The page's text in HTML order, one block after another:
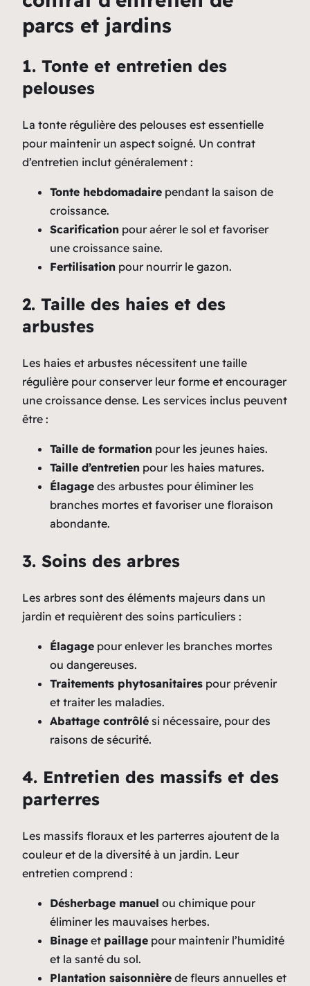
parcs et jardins
1. Tonte et entretien des
pelouses
La tonte régulière des pelouses est essentielle
pour maintenir un aspect soigné. Un contrat
d’entretien inclut généralement :
Tonte hebdomadaire pendant la saison de
croissance.
Scarification pour aérer le sol et favoriser
une croissance saine.
Fertilisation pour nourrir le gazon.
2. Taille des haies et des
arbustes
Les haies et arbustes nécessitent une taille
régulière pour conserver leur forme et encourager
une croissance dense. Les services inclus peuvent
être :
Taille de formation pour les jeunes haies.
Taille d’entretien pour les haies matures.
Élagage des arbustes pour éliminer les
branches mortes et favoriser une floraison
abondante.
3. Soins des arbres
Les arbres sont des éléments majeurs dans un
jardin et requièrent des soins particuliers :
Élagage pour enlever les branches mortes
ou dangereuses.
Traitements phytosanitaires pour prévenir
et traiter les maladies.
Abattage contrôlé si nécessaire, pour des
raisons de sécurité.
4. Entretien des massifs et des
parterres
Les massifs floraux et les parterres ajoutent de la
couleur et de la diversité à un jardin. Leur
entretien comprend :
Désherbage manuel ou chimique pour
éliminer les mauvaises herbes.
Binage et paillage pour maintenir l’humidité
et la santé du sol.
Plantation saisonnière de fleurs annuelles et